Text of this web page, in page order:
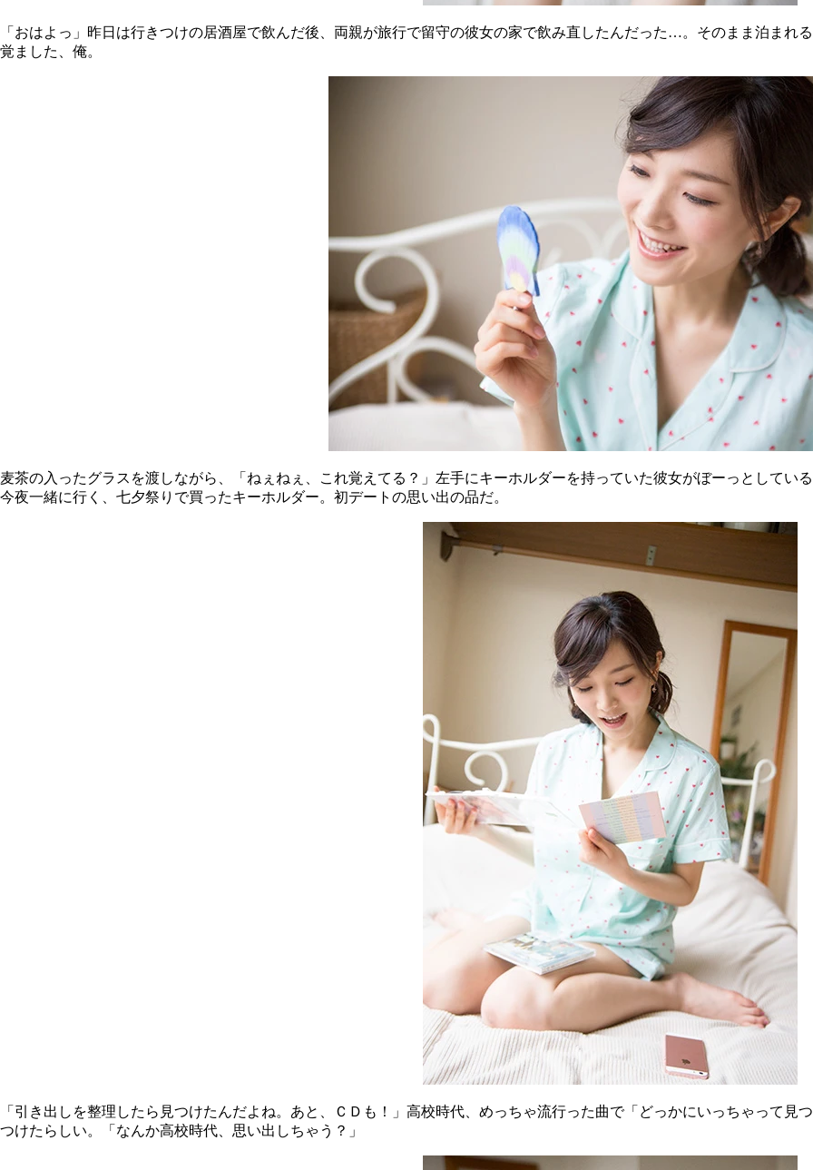
「おはよっ」昨日は行きつけの居酒屋で飲んだ後、両親が旅行で留守の彼女の家で飲み直したんだった…。そのまま泊まれ
覚ました、俺。
麦茶の入ったグラスを渡しながら、「ねぇねぇ、これ覚えてる？」左手にキーホルダーを持っていた彼女がぼーっとしてい
今夜一緒に行く、七夕祭りで買ったキーホルダー。初デートの思い出の品だ。
「引き出しを整理したら見つけたんだよね。あと、ＣＤも！」高校時代、めっちゃ流行った曲で「どっかにいっちゃって
つけたらしい。「なんか高校時代、思い出しちゃう？」